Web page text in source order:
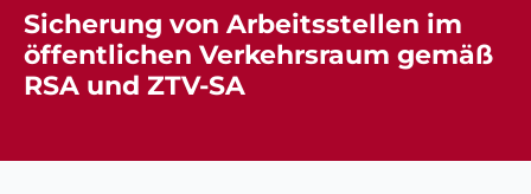
Sicherung von Arbeitsstellen im
öffentlichen Verkehrsraum gemäß
RSA und ZTV-SA